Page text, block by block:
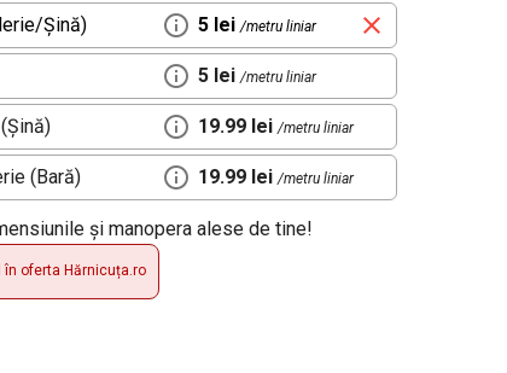
Șină) 5 lei /metru liniar
5 lei /metru liniar
19.99 lei /metru liniar
(Bară) 19.99 lei /metru liniar
și manopera alese de tine!
oferta Hărnicuța.ro